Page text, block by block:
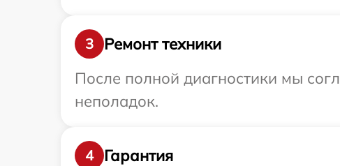
3
Ремонт техники
После полной диагностики мы
неполадок.
4
Гарантия